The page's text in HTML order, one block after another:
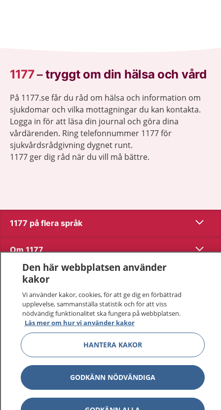
1177–tryggt om din hälsa och vård
På 1177.se får du råd om hälsa och information om
sjukdomar och vilka mottagningar du kan kontakta.
Logga in för att läsa din journal och göra dina
vårdärenden. Ring telefonnummer 1177 för
sjukvårdsrådgivning dygnet runt.
1177 ger dig råd när du vill må bättre.
1177 på flera språk Visa
Om 1177 Visa
Kontakt
Behandling av personuppgifter
Hantering av kakor
Inställningar för kakor
1177 – en tjänst frånInera.
Den här webbplatsen använder
kakor
Vi använder kakor, cookies, för att ge dig en förbättrad
upplevelse, sammanställa statistik och för att viss
nödvändig funktionalitet ska fungera på webbplatsen.
Läs mer om hur vi använder kakor
HANTERA KAKOR
GODKÄNN NÖDVÄNDIGA